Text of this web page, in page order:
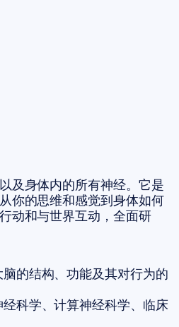
及身体内的所有神经。它是
你的思维和感觉到身体如何
动和与世界互动，全面研
的结构、功能及其对行为的
科学、计算神经科学、临床